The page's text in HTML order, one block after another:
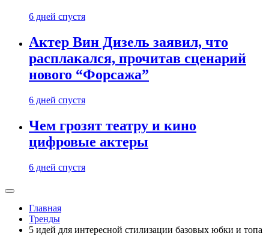
6 дней спустя
Актер Вин Дизель заявил, что
расплакался, прочитав сценарий
нового “Форсажа”
6 дней спустя
Чем грозят театру и кино
цифровые актеры
6 дней спустя
Главная
Тренды
5 идей для интересной стилизации базовых юбки и топа